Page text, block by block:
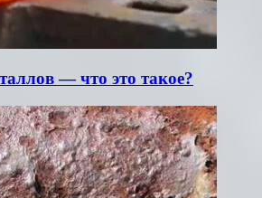
— что это такое?